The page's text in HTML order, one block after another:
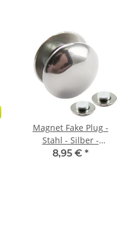
Magnet Fake Plug -
Stahl - Silber -
Halbrund
8,95 € *